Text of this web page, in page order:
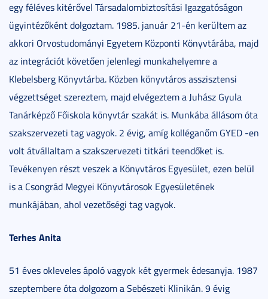
egy féléves kitérővel Társadalombiztosítási Igazgatóságon
ügyintézőként dolgoztam. 1985. január 21-én kerültem az
akkori Orvostudományi Egyetem Központi Könyvtárába, majd
az integrációt követően jelenlegi munkahelyemre a
Klebelsberg Könyvtárba. Közben könyvtáros asszisztensi
végzettséget szereztem, majd elvégeztem a Juhász Gyula
Tanárképző Főiskola könyvtár szakát is. Munkába állásom óta
szakszervezeti tag vagyok. 2 évig, amíg kolléganőm GYED -en
volt átvállaltam a szakszervezeti titkári teendőket is.
Tevékenyen részt veszek a Könyvtáros Egyesület, ezen belül
is a Csongrád Megyei Könyvtárosok Egyesületének
munkájában, ahol vezetőségi tag vagyok.
Terhes Anita
51 éves okleveles ápoló vagyok két gyermek édesanyja. 1987
szeptembere óta dolgozom a Sebészeti Klinikán. 9 évig